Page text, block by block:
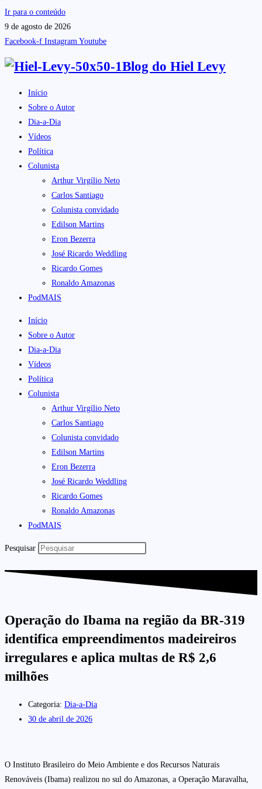
Ir para o conteúdo
9 de agosto de 2026
Facebook-f Instagram Youtube
Blog do Hiel Levy
Início
Sobre o Autor
Dia-a-Dia
Vídeos
Política
Colunista
Arthur Virgílio Neto
Carlos Santiago
Colunista convidado
Edilson Martins
Eron Bezerra
José Ricardo Weddling
Ricardo Gomes
Ronaldo Amazonas
PodMAIS
Início
Sobre o Autor
Dia-a-Dia
Vídeos
Política
Colunista
Arthur Virgílio Neto
Carlos Santiago
Colunista convidado
Edilson Martins
Eron Bezerra
José Ricardo Weddling
Ricardo Gomes
Ronaldo Amazonas
PodMAIS
Pesquisar
Operação do Ibama na região da BR-319
identifica empreendimentos madeireiros
irregulares e aplica multas de R$ 2,6
milhões
Categoria: Dia-a-Dia
30 de abril de 2026
O Instituto Brasileiro do Meio Ambiente e dos Recursos Naturais
Renováveis (Ibama) realizou no sul do Amazonas, a Operação Maravalha,